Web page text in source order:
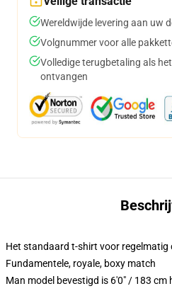
Wereldwijde levering aan uw
Volgnummer voor alle
Volledige terugbetaling als
ontvangen
Het standaard t-shirt voor regelmatig
Fundamentele, royale, boxy match
Man model bevestigd is 6'0" / 183